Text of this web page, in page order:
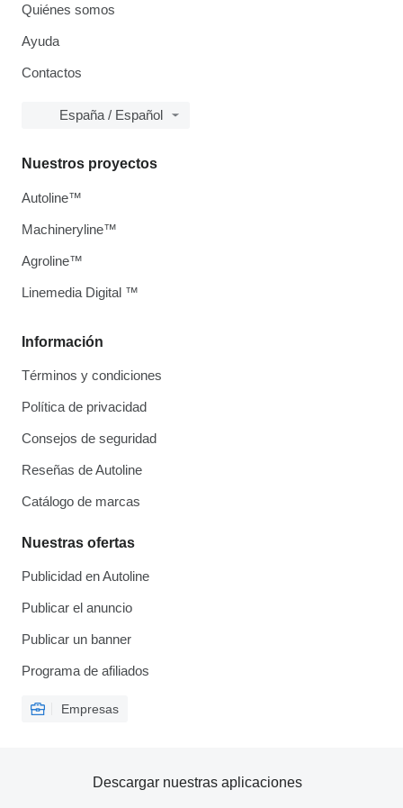
Quiénes somos
Ayuda
Contactos
España / Español
Información
Términos y condiciones
Política de privacidad
Consejos de seguridad
Reseñas de Autoline
Catálogo de marcas
Nuestras ofertas
Publicidad en Autoline
Publicar el anuncio
Publicar un banner
Programa de afiliados
Empresas
Nuestros proyectos
Autoline™
Machineryline™
Agroline™
Linemedia Digital ™
Descargar nuestras aplicaciones